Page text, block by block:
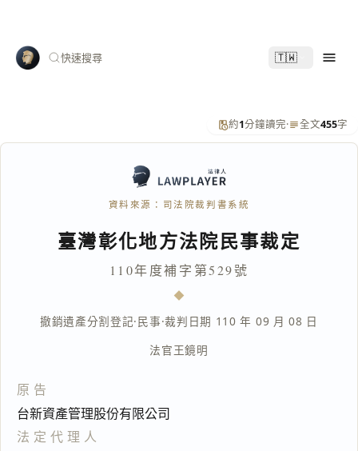
快速搜尋 🇹🇼
約1分鐘讀完· 全文455字
資料來源：司法院裁判書系統
臺灣彰化地方法院民事裁定
110年度補字第529號
撤銷遺產分割登記·民事·裁判日期 110 年 09 月 08 日
法官王鏡明
原告
台新資產管理股份有限公司
法定代理人